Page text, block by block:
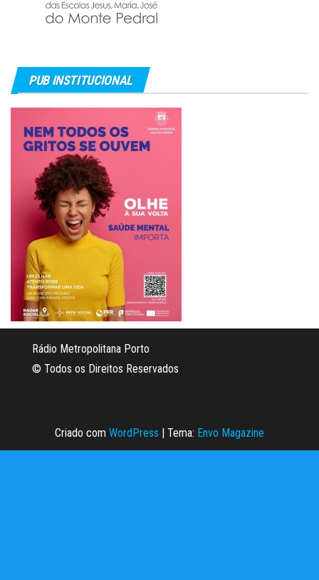
PUB INSTITUCIONAL
Rádio Metropolitana Porto
© Todos os Direitos Reservados
Criado com WordPress | Tema: Envo Magazine